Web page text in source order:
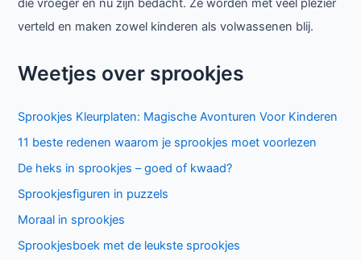
die vroeger en nu zijn bedacht. Ze worden met veel plezier
verteld en maken zowel kinderen als volwassenen blij.
Weetjes over sprookjes
Sprookjes Kleurplaten: Magische Avonturen Voor Kinderen
11 beste redenen waarom je sprookjes moet voorlezen
De heks in sprookjes – goed of kwaad?
Sprookjesfiguren in puzzels
Moraal in sprookjes
Sprookjesboek met de leukste sprookjes